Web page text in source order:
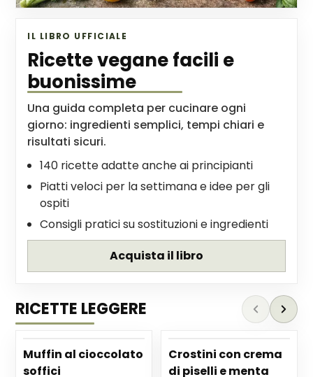
IL LIBRO UFFICIALE
Ricette vegane facili e
buonissime
Una guida completa per cucinare ogni
giorno: ingredienti semplici, tempi chiari e
risultati sicuri.
140 ricette adatte anche ai principianti
Piatti veloci per la settimana e idee per gli
ospiti
Consigli pratici su sostituzioni e ingredienti
Acquista il libro
RICETTE LEGGERE
Muffin al cioccolato
soffici
Crostini con crema
di piselli e menta